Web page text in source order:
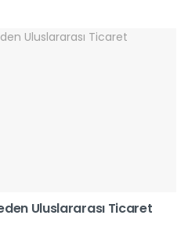
Uluslararası Ticaret